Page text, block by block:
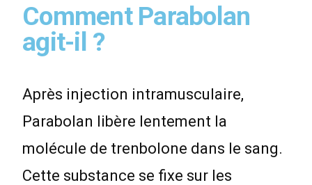
Comment Parabolan
agit-il ?
Après injection intramusculaire,
Parabolan libère lentement la
molécule de trenbolone dans le sang.
Cette substance se fixe sur les